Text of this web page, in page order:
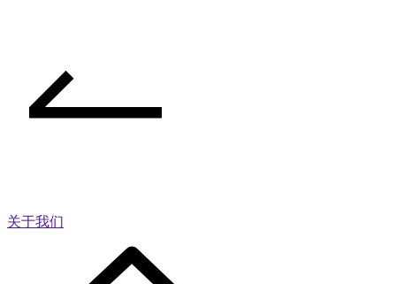
关于我们